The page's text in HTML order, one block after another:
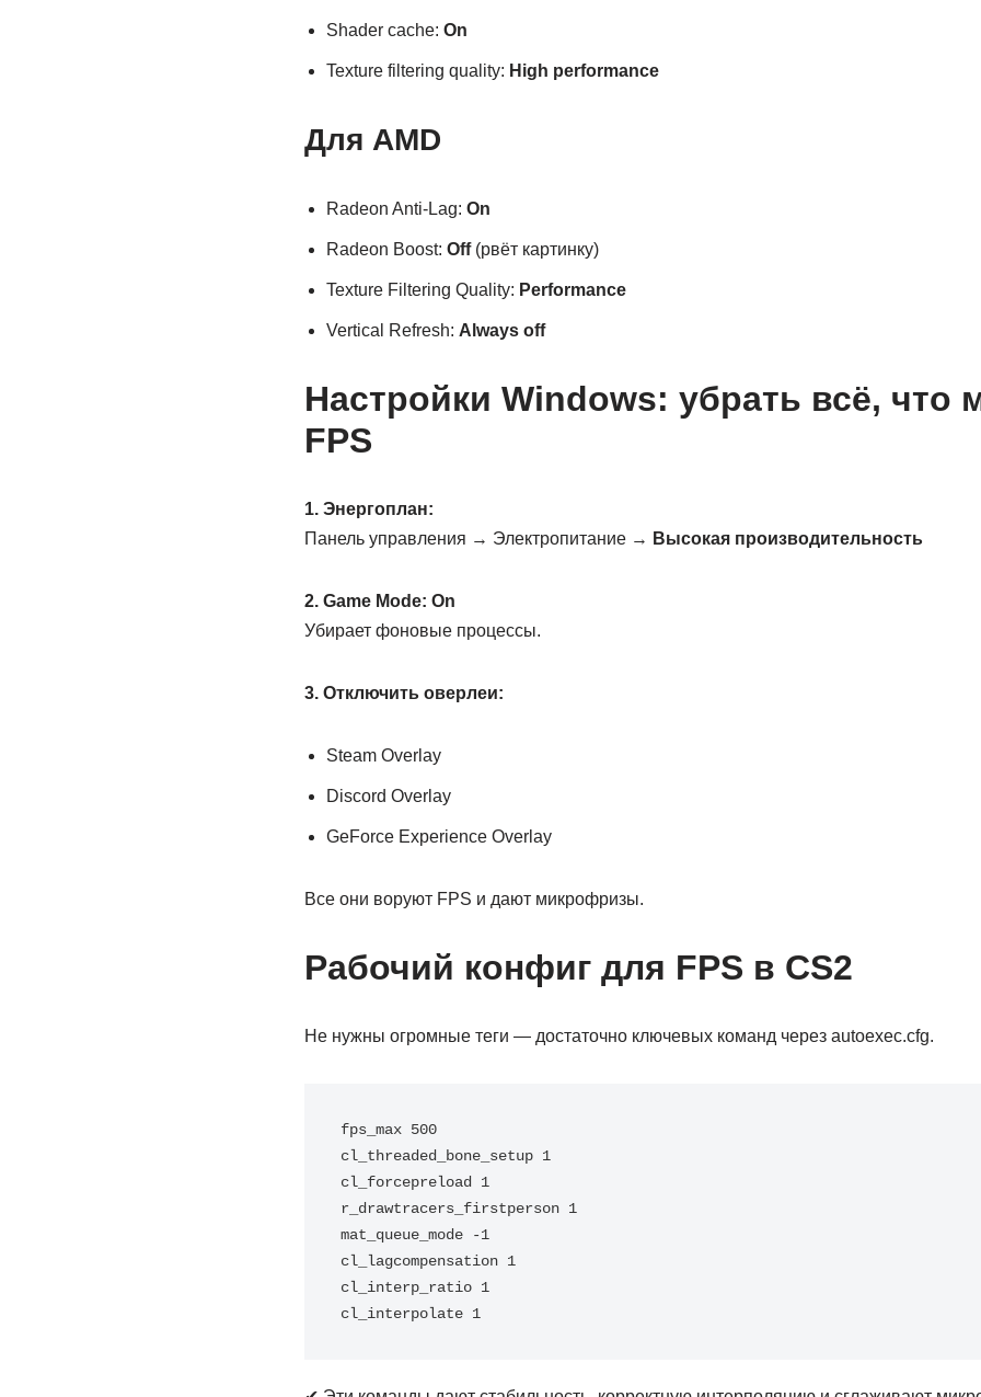
Shader cache: On
Texture filtering quality: High performance
Для AMD
Radeon Anti-Lag: On
Radeon Boost: Off(рвёт картинку)
Texture Filtering Quality: Performance
Vertical Refresh: Always off
Настройки Windows: убрать всё, что
FPS
1. Энергоплан:
Панель управления → Электропитание → Высокая производительность
2. Game Mode: On
Убирает фоновые процессы.
3. Отключить оверлеи:
Steam Overlay
Discord Overlay
GeForce Experience Overlay
Все они воруют FPS и дают микрофризы.
Рабочий конфиг для FPS в CS2
Не нужны огромные теги — достаточно ключевых команд через autoexec.cfg.
fps_max 500
cl_threaded_bone_setup 1
cl_forcepreload 1
r_drawtracers_firstperson 1
mat_queue_mode -1
cl_lagcompensation 1
cl_interp_ratio 1
cl_interpolate 1